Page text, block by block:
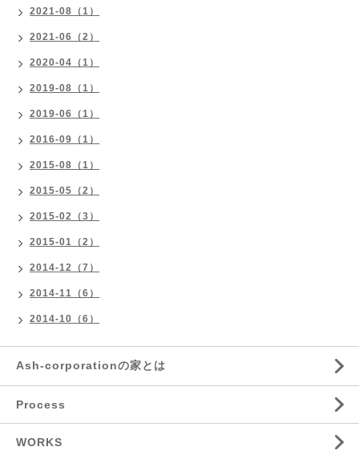
2021-08（1）
2021-06（2）
2020-04（1）
2019-08（1）
2019-06（1）
2016-09（1）
2015-08（1）
2015-05（2）
2015-02（3）
2015-01（2）
2014-12（7）
2014-11（6）
2014-10（6）
Ash-corporationの家とは
Process
WORKS